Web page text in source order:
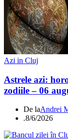
Azi in Cluj
Astrele azi:
zodiile – 06
De laAndrei
.8/6/2026